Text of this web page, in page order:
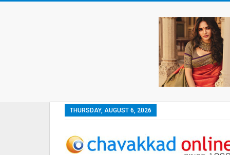
THURSDAY, AUGUST 6, 2026